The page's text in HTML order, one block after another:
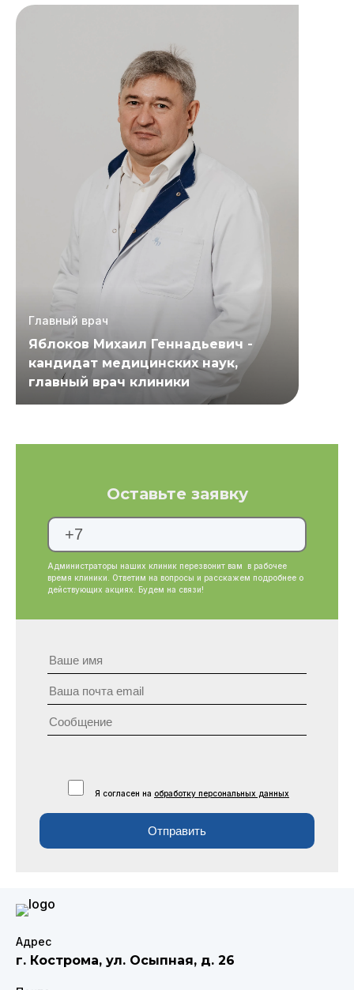
Главный врач
Яблоков Михаил Геннадьевич -
кандидат медицинских наук,
главный врач клиники
Оставьте заявку
Администраторы наших клиник перезвонит вам в рабочее
время клиники. Ответим на вопросы и расскажем подробнее о
действующих акциях. Будем на связи!
Я согласен на обработку персональных данных
Отправить
Адрес
г. Кострома, ул. Осыпная, д. 26